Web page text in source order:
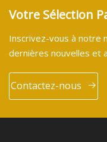
Votre Sélection
Inscrivez-vous à notre
dernières nouvelles et
Contactez-nous